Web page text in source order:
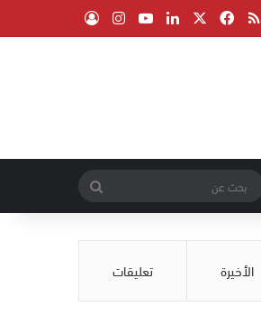
ملخص الموقع RSS
فيسبوك لينكدإن ‫YouTube
انستقرام
عن
الأخيرة تعليقات